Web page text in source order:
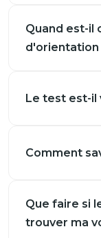
Quand est-il
d'orientation
Le test est-il
Comment
Que faire si
trouver ma